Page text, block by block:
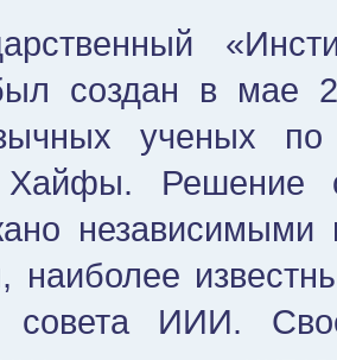
создан в мае
ученых
Решение
независимыми
наиболее
совета ИИИ.